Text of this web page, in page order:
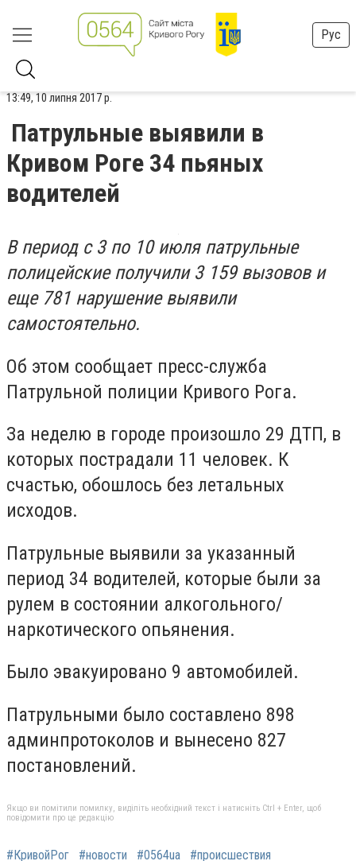
Рус
13:49, 10 липня 2017 р.
Патрульные выявили в
Кривом Роге 34 пьяных
водителей
В период с 3 по 10 июля патрульные
полицейские получили 3 159 вызовов и
еще 781 нарушение выявили
самостоятельно.
Об этом сообщает пресс-служба
Патрульной полиции Кривого Рога.
За неделю в городе произошло 29 ДТП, в
которых пострадали 11 человек. К
счастью, обошлось без летальных
исходов.
Патрульные выявили за указанный
период 34 водителей, которые были за
рулем в состоянии алкогольного/
наркотического опьянения.
Было эвакуировано 9 автомобилей.
Патрульными было составлено 898
админпротоколов и вынесено 827
постановлений.
Якщо ви помітили помилку, виділіть необхідний текст і натисніть Ctrl + Enter, щоб
повідомити про це редакцію
#КривойРог #новости #0564ua
#происшествия